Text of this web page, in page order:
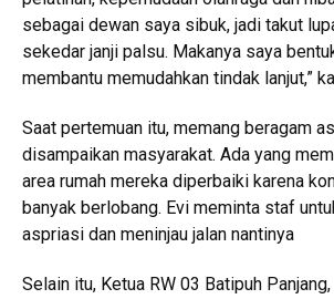
sebagai dewan saya sibuk, jadi takut
sekedar janji palsu. Makanya saya
membantu memudahkan tindak lanjut,”
Saat pertemuan itu, memang beragam
disampaikan masyarakat. Ada yang
area rumah mereka diperbaiki karena
banyak berlobang. Evi meminta staf
aspriasi dan meninjau jalan nantinya
Selain itu, Ketua RW 03 Batipuh